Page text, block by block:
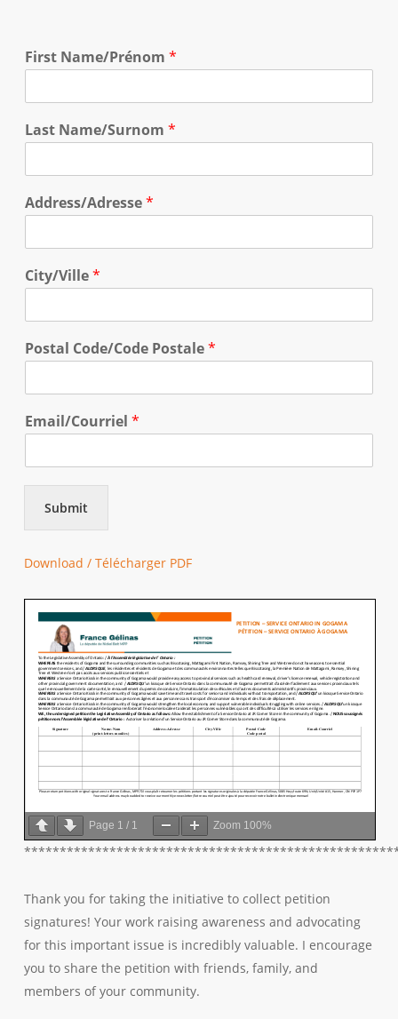
First Name/Prénom *
Last Name/Surnom *
Address/Adresse*
City/Ville*
Postal Code/Code Postale*
Email/Courriel *
Submit
Download / Télécharger PDF
Page 1 / 1 Zoom 100%
Thank you for taking the initiative to collect petition
signatures! Your work raising awareness and advocating
for this important issue is incredibly valuable. I encourage
you to share the petition with friends, family, and
members of your community.